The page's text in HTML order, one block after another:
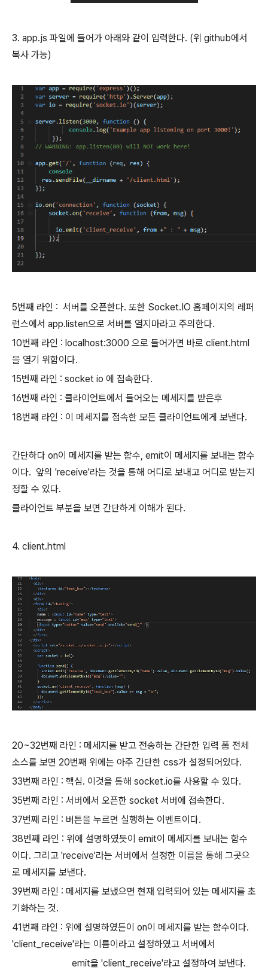
3. app.js 파일에 들어가 아래와 같이 입력한다. (위 github에서
복사 가능)
5번째 라인 : 서버를 오픈한다. 또한 Socket.IO 홈페이지의 레퍼
런스에서 app.listen으로 서버를 열지마라고 주의한다.
10번째 라인 : localhost:3000 으로 들어가면 바로 client.html
을 열기 위함이다.
15번째 라인 : socket io 에 접속한다.
16번째 라인 : 클라이언트에서 들어오는 메세지를 받은후
18번째 라인 : 이 메세지를 접속한 모든 클라이언트에게 보낸다.
간단하다 on이 메세지를 받는 함수, emit이 메세지를 보내는 함수
이다. 앞의 'receive'라는 것을 통해 어디로 보내고 어디로 받는지
정할 수 있다.
클라이언트 부분을 보면 간단하게 이해가 된다.
4. client.html
20~32번째 라인 : 메세지를 받고 전송하는 간단한 입력 폼 전체
소스를 보면 20번째 위에는 아주 간단한 css가 설정되어있다.
33번째 라인 : 핵심. 이것을 통해 socket.io를 사용할 수 있다.
35번째 라인 : 서버에서 오픈한 socket 서버에 접속한다.
37번째 라인 : 버튼을 누르면 실행하는 이벤트이다.
38번째 라인 : 위에 설명하였듯이 emit이 메세지를 보내는 함수
이다. 그리고 'receive'라는 서버에서 설정한 이름을 통해 그곳으
로 메세지를 보낸다.
39번째 라인 : 메세지를 보냈으면 현재 입력되어 있는 메세지를 초
기화하는 것.
41번째 라인 : 위에 설명하였든이 on이 메세지를 받는 함수이다.
'client_receive'라는 이름이라고 설정하였고 서버에서
emit을 'client_receive'라고 설정하여 보낸다.